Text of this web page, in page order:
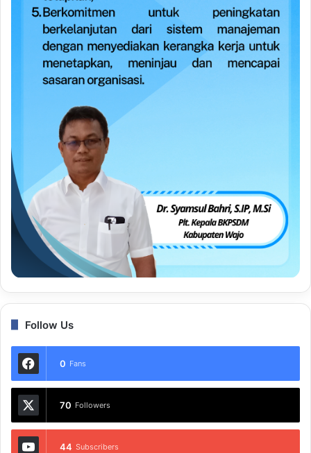
Follow Us
0 Fans
70 Followers
44 Subscribers